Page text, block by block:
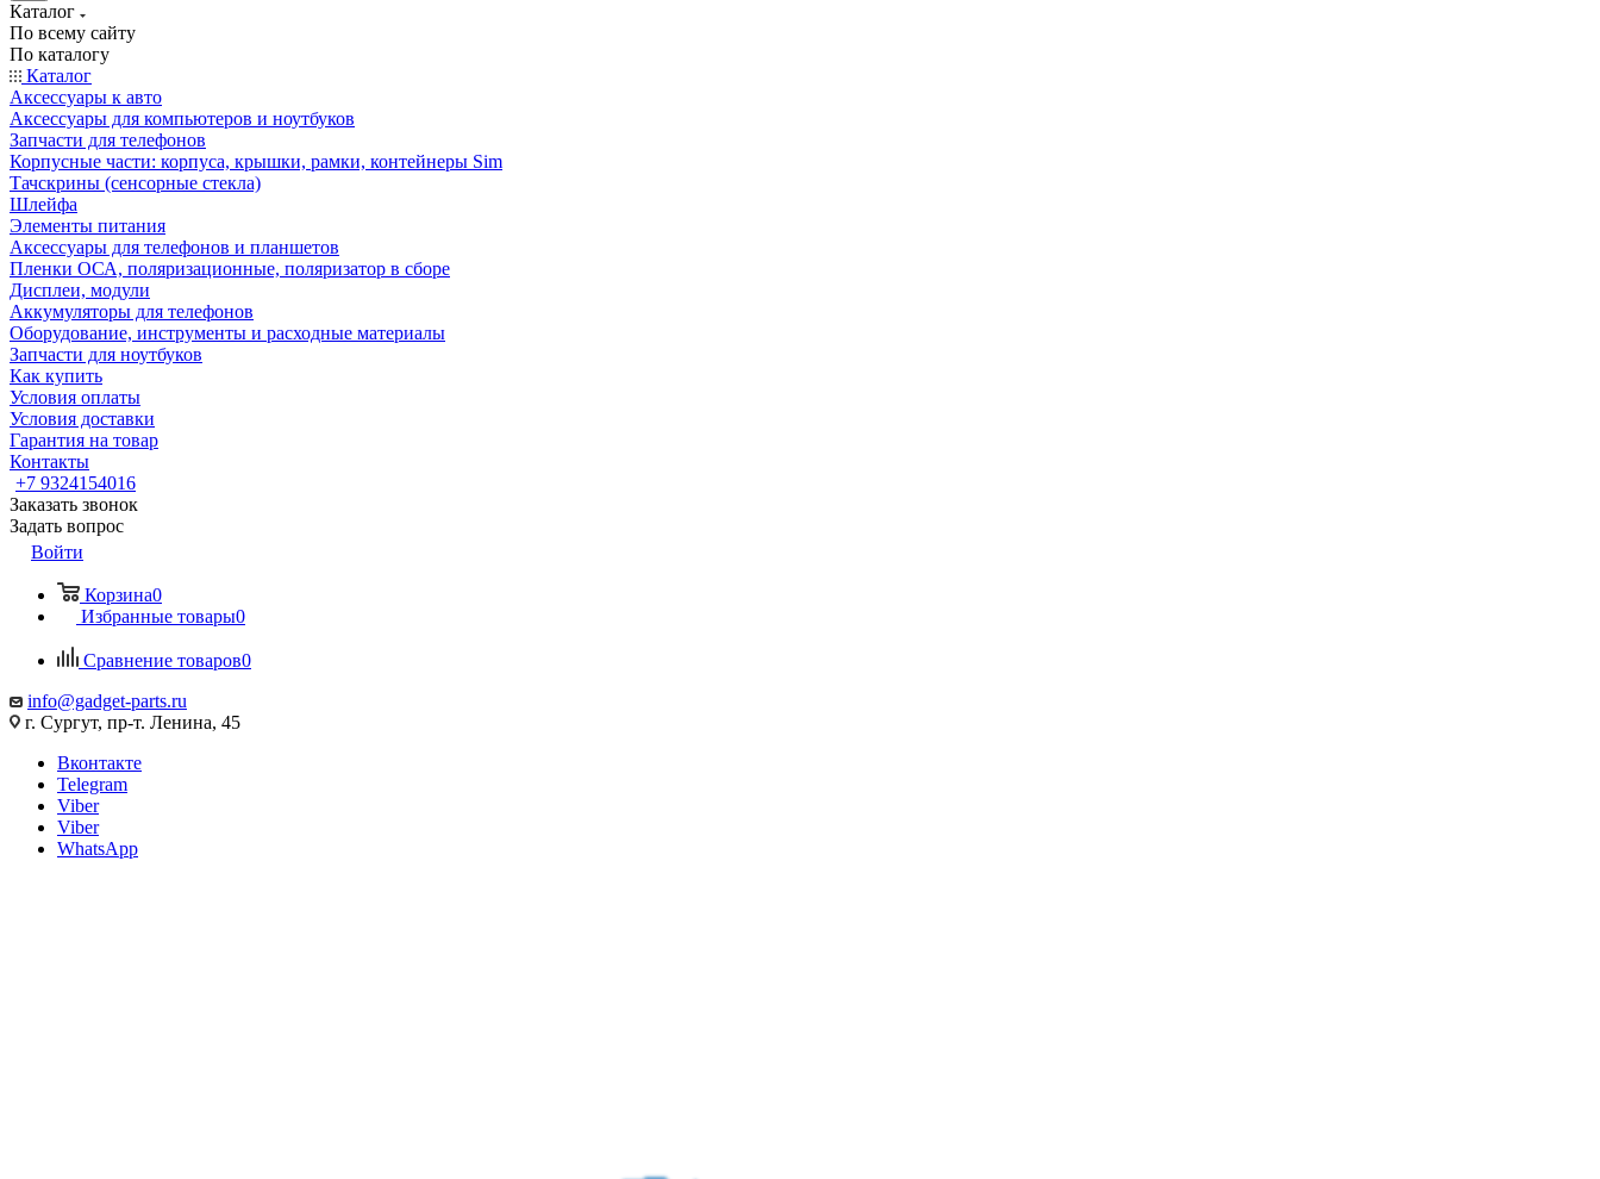
Каталог
По всему сайту
По каталогу
Каталог
Аксессуары к авто
Аксессуары для компьютеров и ноутбуков
Запчасти для телефонов
Корпусные части: корпуса, крышки, рамки, контейнеры Sim
Тачскрины (сенсорные стекла)
Шлейфа
Элементы питания
Аксессуары для телефонов и планшетов
Пленки ОСА, поляризационные, поляризатор в сборе
Дисплеи, модули
Аккумуляторы для телефонов
Оборудование, инструменты и расходные материалы
Запчасти для ноутбуков
Как купить
Условия оплаты
Условия доставки
Гарантия на товар
Контакты
+7 9324154016
Заказать звонок
Задать вопрос
Войти
Корзина0
Избранные товары0
Сравнение товаров0
info@gadget-parts.ru
г. Сургут, пр-т. Ленина, 45
Вконтакте
Telegram
Viber
Viber
WhatsApp